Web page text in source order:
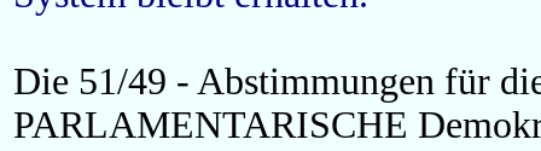
Die 51/49 - Abstimmungen für
PARLAMENTARISCHE